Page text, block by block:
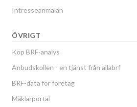
Intresseanmälan
ÖVRIGT
Köp BRF-analys
Anbudskollen - en tjänst från allabrf
BRF-data för företag
Mäklarportal